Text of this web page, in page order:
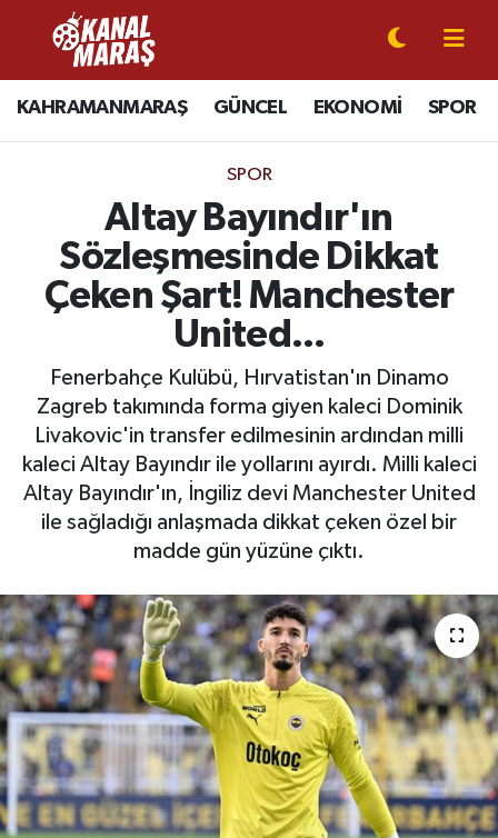
KAHRAMANMARAŞ GÜNCEL EKONOMİ SPOR
SPOR
Altay Bayındır'ın
Sözleşmesinde Dikkat
Çeken Şart! Manchester
United...
Fenerbahçe Kulübü, Hırvatistan'ın Dinamo
Zagreb takımında forma giyen kaleci Dominik
Livakovic'in transfer edilmesinin ardından milli
kaleci Altay Bayındır ile yollarını ayırdı. Milli kaleci
Altay Bayındır'ın, İngiliz devi Manchester United
ile sağladığı anlaşmada dikkat çeken özel bir
madde gün yüzüne çıktı.
CANLI YAYIN
KAHRAMANMARAŞ
SPOR
SİYASET
EKONOMİ
GÜNDEM
MAGAZİN
SAĞLIK
EĞİTİM
BÖLGE
KEŞFET
POPÜLER
DÜNYA
Kahramanmaraş Nöbetçi Eczaneler
Kahramanmaraş Hava Durumu
Kahramanmaraş Trafik Yoğunluk Haritası
Süper Lig Puan Durumu ve Fikstür
Tüm Manşetler
Son Dakika Haberleri
Haber Arşivi